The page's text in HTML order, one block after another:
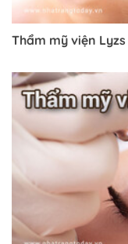
Thẩm mỹ viện Lyzs